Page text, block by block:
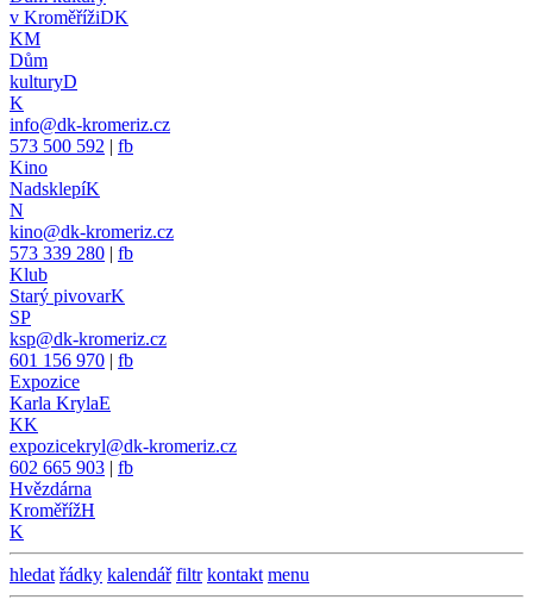
v KroměřížiDK
KM
Dům
kulturyD
K
info@dk-kromeriz.cz
573 500 592 | fb
Kino
NadsklepíK
N
kino@dk-kromeriz.cz
573 339 280 | fb
Klub
Starý pivovarK
SP
ksp@dk-kromeriz.cz
601 156 970 | fb
Expozice
Karla KrylaE
KK
expozicekryl@dk-kromeriz.cz
602 665 903 | fb
Hvězdárna
KroměřížH
K
hledat řádky kalendář filtr kontakt menu